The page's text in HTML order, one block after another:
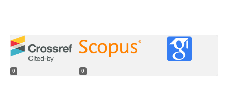
0 0